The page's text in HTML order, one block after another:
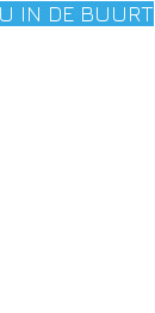
IN DE BUURT